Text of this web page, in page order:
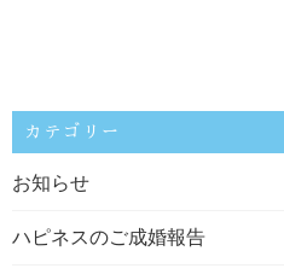
カテゴリー
お知らせ
ハピネスのご成婚報告